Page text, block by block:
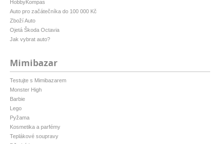
HobbyKompas
Auto pro začátečníka do 100 000 Kč
Zboží Auto
Ojetá Škoda Octavia
Jak vybrat auto?
Mimibazar
Testujte s Mimibazarem
Monster High
Barbie
Lego
Pyžama
Kosmetika a parfémy
Teplákové soupravy